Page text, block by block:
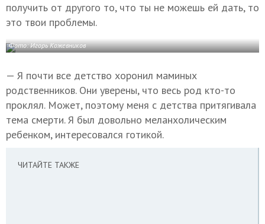
получить от другого то, что ты не можешь ей дать, то
это твои проблемы.
Фото: Игорь Кожевников
— Я почти все детство хоронил маминых
родственников. Они уверены, что весь род кто-то
проклял. Может, поэтому меня с детства притягивала
тема смерти. Я был довольно меланхолическим
ребенком, интересовался готикой.
ЧИТАЙТЕ ТАКЖЕ